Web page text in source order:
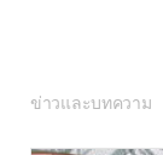
ข่าวและบทความ